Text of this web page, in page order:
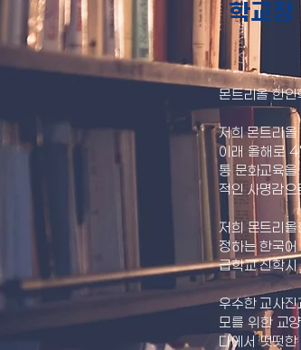
학교장
몬트리올 한인
저희 몬트리
이래 올해로
통 문화교육
적인 사명감으
저희 몬트리
정하는 한국
급학교 진학시
우수한 교사
모를 위한 교
다에서 떳떳